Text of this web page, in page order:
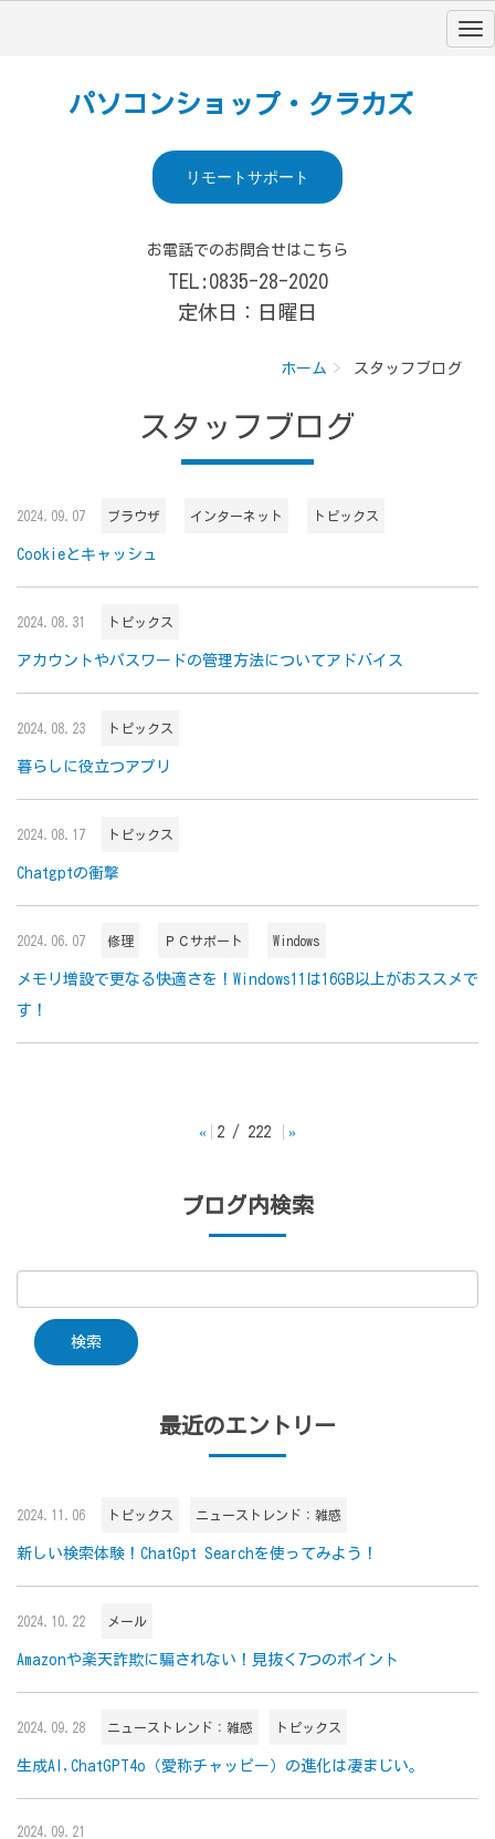
パソコンショップ・クラカズ
リモートサポート
お電話でのお問合せはこちら
TEL:0835-28-2020
定休日：日曜日
ホーム スタッフブログ
スタッフブログ
2024.09.07 ブラウザ インターネット トピックス
Cookieとキャッシュ
2024.08.31 トピックス
アカウントやパスワードの管理方法についてアドバイス
2024.08.23 トピックス
暮らしに役立つアプリ
2024.08.17 トピックス
Chatgptの衝撃
2024.06.07 修理 ＰＣサポート Windows
メモリ増設で更なる快適さを！Windows11は16GB以上がおススメで
す！
« 2 / 222 »
ブログ内検索
最近のエントリー
2024.11.06 トピックス ニューストレンド：雑感
新しい検索体験！ChatGpt Searchを使ってみよう！
2024.10.22 メール
Amazonや楽天詐欺に騙されない！見抜く7つのポイント
2024.09.28 ニューストレンド：雑感 トピックス
生成AI,ChatGPT4o（愛称チャッピー）の進化は凄まじい。
2024.09.21